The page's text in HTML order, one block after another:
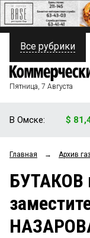
ПОЛИТИКА
ФИНАНСЫ
ОБЩЕСТВО
ЗАКОН
НОВОСТИ
Все рубрики
Пятница, 7 Августа
В Омске: $
Главная → Архив
БУТАКОВ